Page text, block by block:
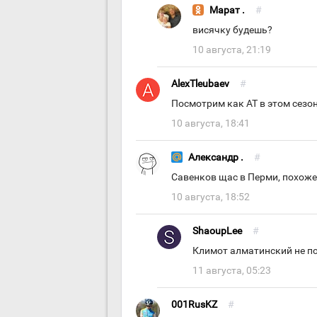
Марат . #
висячку будешь?
10 августа, 21:19
AlexTleubaev #
Посмотрим как АТ в этом
10 августа, 18:41
Александр . #
Савенков щас в Перми,
10 августа, 18:52
ShaoupLee #
Климот алматинский не
11 августа, 05:23
001RusKZ #